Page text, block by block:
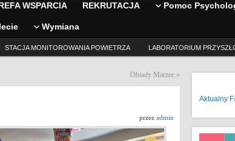
WSPARCIA REKRUTACJA Pomoc
Wymiana
STACJA MONITOROWANIA POWIETRZA LABORATORIUM
Obiady Marzec »
przez admin
Aktualny